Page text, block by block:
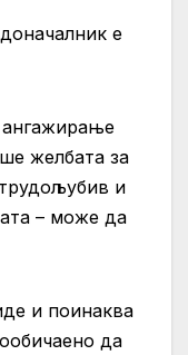
е
ангажирање
желбата за
и
– може да
и поинаква
да